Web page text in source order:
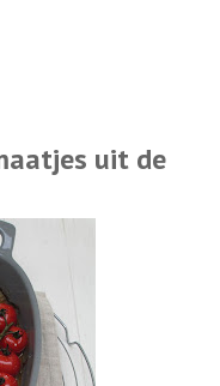
uit de